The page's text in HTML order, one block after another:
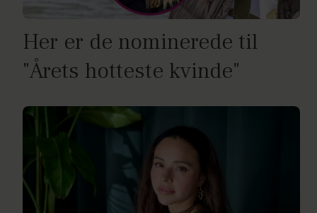
Her er de nominerede til
"Årets hotteste kvinde"